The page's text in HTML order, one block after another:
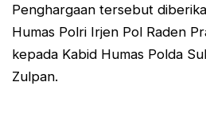
Penghargaan tersebut
Humas Polri Irjen Pol Raden
kepada Kabid Humas Polda
Zulpan.